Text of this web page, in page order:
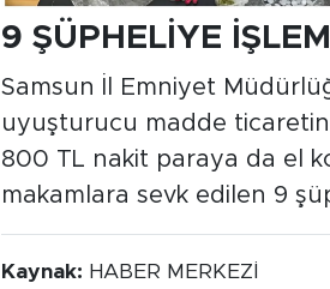
9 ŞÜPHELİYE
Samsun İl Emniyet
uyuşturucu madde
800 TL nakit paraya da el
makamlara sevk edilen 9
Kaynak: HABER MERKEZİ